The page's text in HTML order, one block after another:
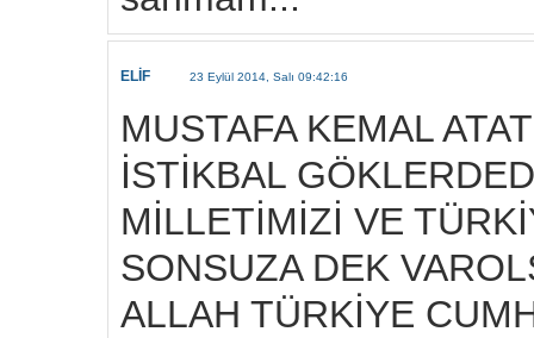
ELİF 23 Eylül 2014, Salı 09:42:16
MUSTAFA KEMAL
İSTİKBAL
MİLLETİMİZİ VE
SONSUZA DEK
ALLAH TÜRKİYE